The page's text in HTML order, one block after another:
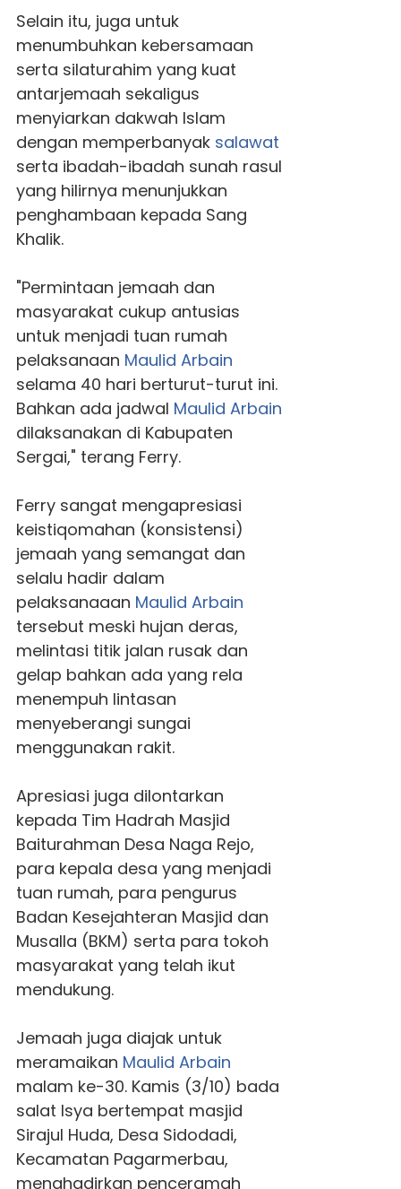
Selain itu, juga untuk
menumbuhkan kebersamaan
serta silaturahim yang kuat
antarjemaah sekaligus
menyiarkan dakwah Islam
dengan memperbanyak salawat
serta ibadah-ibadah sunah rasul
yang hilirnya menunjukkan
penghambaan kepada Sang
Khalik.
"Permintaan jemaah dan
masyarakat cukup antusias
untuk menjadi tuan rumah
pelaksanaan Maulid Arbain
selama 40 hari berturut-turut ini.
Bahkan ada jadwal Maulid Arbain
dilaksanakan di Kabupaten
Sergai," terang Ferry.
Ferry sangat mengapresiasi
keistiqomahan (konsistensi)
jemaah yang semangat dan
selalu hadir dalam
pelaksanaaan Maulid Arbain
tersebut meski hujan deras,
melintasi titik jalan rusak dan
gelap bahkan ada yang rela
menempuh lintasan
menyeberangi sungai
menggunakan rakit.
Apresiasi juga dilontarkan
kepada Tim Hadrah Masjid
Baiturahman Desa Naga Rejo,
para kepala desa yang menjadi
tuan rumah, para pengurus
Badan Kesejahteran Masjid dan
Musalla (BKM) serta para tokoh
masyarakat yang telah ikut
mendukung.
Jemaah juga diajak untuk
meramaikan Maulid Arbain
malam ke-30. Kamis (3/10) bada
salat Isya bertempat masjid
Sirajul Huda, Desa Sidodadi,
Kecamatan Pagarmerbau,
menghadirkan penceramah